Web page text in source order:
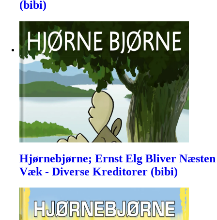
(bibi)
Hjørnebjørne; Ernst Elg Bliver Næsten
Væk - Diverse Kreditorer (bibi)